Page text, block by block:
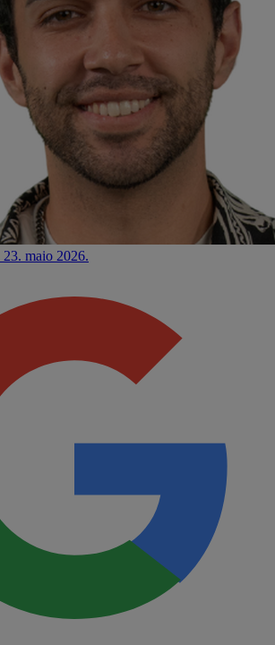
23. maio 2026.